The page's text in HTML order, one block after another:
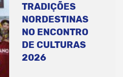
TRADIÇÕES
NORDESTINAS
NO ENCONTRO
DE CULTURAS
2026